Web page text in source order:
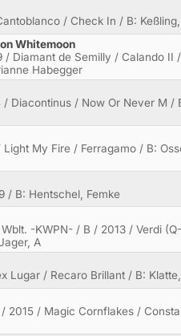
/ Check In / B:
Whitemoon
/ Diamant de Semilly / Calando II
Habegger
Diacontinus / Now Or Never M /
My Fire / Ferragamo / B:
/ B: Hentschel, Femke
-KWPN- / B / 2013 / Verdi
A
Lugar / Recaro Brillant / B:
2015 / Magic Cornflakes /